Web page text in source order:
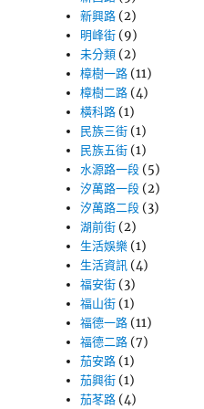
新興路 (2)
明峰街 (9)
未分類 (2)
樟樹一路 (11)
樟樹二路 (4)
橫科路 (1)
民族三街 (1)
民族五街 (1)
水源路一段 (5)
汐萬路一段 (2)
汐萬路二段 (3)
湖前街 (2)
生活娛樂 (1)
生活資訊 (4)
福安街 (3)
福山街 (1)
福德一路 (11)
福德二路 (7)
茄安路 (1)
茄興街 (1)
茄苳路 (4)